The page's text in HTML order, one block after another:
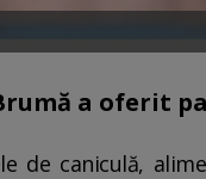
a oferit
de caniculă,